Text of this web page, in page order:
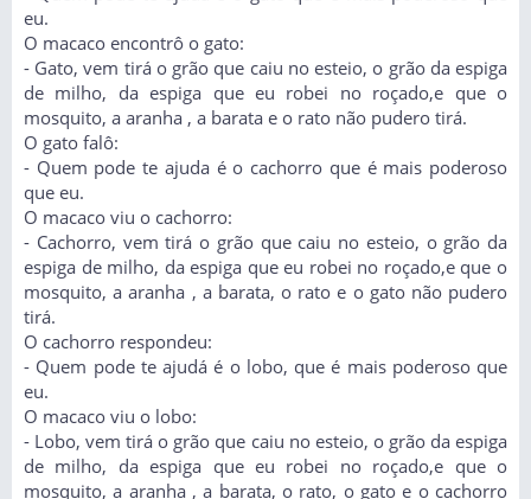
eu.
O macaco encontrô o gato:
- Gato, vem tirá o grão que caiu no esteio, o grão da espiga
de milho, da espiga que eu robei no roçado,e que o
mosquito, a aranha , a barata e o rato não pudero tirá.
O gato falô:
- Quem pode te ajuda é o cachorro que é mais poderoso
que eu.
O macaco viu o cachorro:
- Cachorro, vem tirá o grão que caiu no esteio, o grão da
espiga de milho, da espiga que eu robei no roçado,e que o
mosquito, a aranha , a barata, o rato e o gato não pudero
tirá.
O cachorro respondeu:
- Quem pode te ajudá é o lobo, que é mais poderoso que
eu.
O macaco viu o lobo:
- Lobo, vem tirá o grão que caiu no esteio, o grão da espiga
de milho, da espiga que eu robei no roçado,e que o
mosquito, a aranha , a barata, o rato, o gato e o cachorro